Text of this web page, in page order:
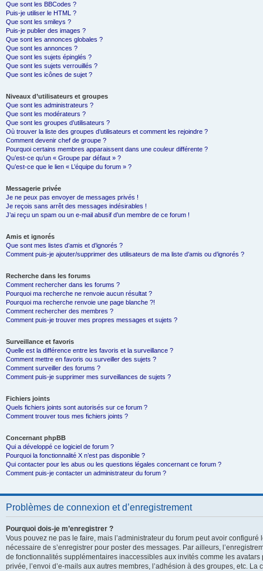
Que sont les BBCodes ?
Puis-je utiliser le HTML ?
Que sont les smileys ?
Puis-je publier des images ?
Que sont les annonces globales ?
Que sont les annonces ?
Que sont les sujets épinglés ?
Que sont les sujets verrouillés ?
Que sont les icônes de sujet ?
Niveaux d’utilisateurs et groupes
Que sont les administrateurs ?
Que sont les modérateurs ?
Que sont les groupes d’utilisateurs ?
Où trouver la liste des groupes d’utilisateurs et comment les rejoindre ?
Comment devenir chef de groupe ?
Pourquoi certains membres apparaissent dans une couleur différente ?
Qu’est-ce qu’un « Groupe par défaut » ?
Qu’est-ce que le lien « L’équipe du forum » ?
Messagerie privée
Je ne peux pas envoyer de messages privés !
Je reçois sans arrêt des messages indésirables !
J’ai reçu un spam ou un e-mail abusif d’un membre de ce forum !
Amis et ignorés
Que sont mes listes d’amis et d’ignorés ?
Comment puis-je ajouter/supprimer des utilisateurs de ma liste d’amis ou d’ignorés ?
Recherche dans les forums
Comment rechercher dans les forums ?
Pourquoi ma recherche ne renvoie aucun résultat ?
Pourquoi ma recherche renvoie une page blanche ?!
Comment rechercher des membres ?
Comment puis-je trouver mes propres messages et sujets ?
Surveillance et favoris
Quelle est la différence entre les favoris et la surveillance ?
Comment mettre en favoris ou surveiller des sujets ?
Comment surveiller des forums ?
Comment puis-je supprimer mes surveillances de sujets ?
Fichiers joints
Quels fichiers joints sont autorisés sur ce forum ?
Comment trouver tous mes fichiers joints ?
Concernant phpBB
Qui a développé ce logiciel de forum ?
Pourquoi la fonctionnalité X n’est pas disponible ?
Qui contacter pour les abus ou les questions légales concernant ce forum ?
Comment puis-je contacter un administrateur du forum ?
Problèmes de connexion et d’enregistrement
Pourquoi dois-je m’enregistrer ?
Vous pouvez ne pas le faire, mais l’administrateur du forum peut avoir configuré
nécessaire de s’enregistrer pour poster des messages. Par ailleurs,
de fonctionnalités supplémentaires inaccessibles aux invités comme les
privée, l’envoi d’e-mails aux autres membres, l’adhésion à des groupes, etc. La